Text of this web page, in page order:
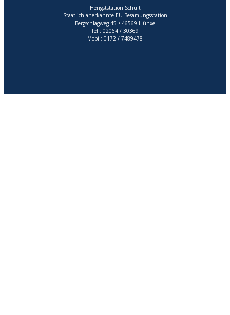
Hengststation Schult
Staatlich anerkannte EU-Besamungsstation
Bergschlagweg 45 • 46569 Hünxe
Tel.: 02064 / 30369
Mobil: 0172 / 7489478